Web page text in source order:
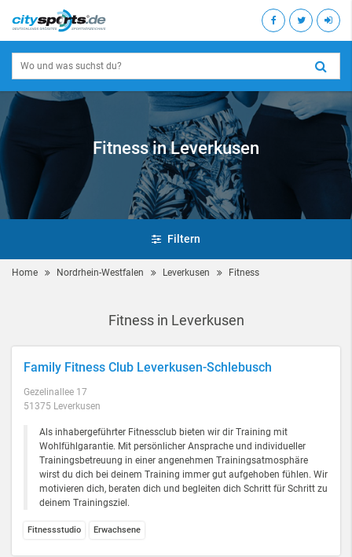
Fitness in Leverkusen
Filtern
Home Nordrhein-Westfalen Leverkusen Fitness
Fitness in Leverkusen
Family Fitness Club Leverkusen-Schlebusch
Gezelinallee 17
51375 Leverkusen
Als inhabergeführter Fitnessclub bieten wir dir Training mit
Wohlfühlgarantie. Mit persönlicher Ansprache und individueller
Trainingsbetreuung in einer angenehmen Trainingsatmosphäre
wirst du dich bei deinem Training immer gut aufgehoben fühlen. Wir
motivieren dich, beraten dich und begleiten dich Schritt für Schritt zu
deinem Trainingsziel.
Fitnessstudio Erwachsene